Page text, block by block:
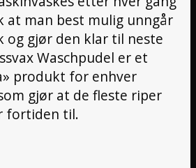
at man best mulig unngår
og gjør den klar til neste
Waschpudel er et
produkt for enhver
gjør at de fleste riper
fortiden til.